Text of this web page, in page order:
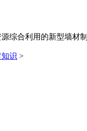
综合利用的新型墙材
识 >